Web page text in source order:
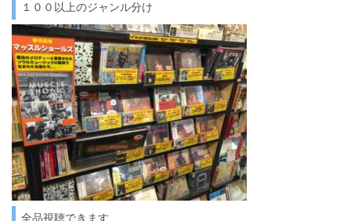
１００以上のジャンル分け
全品視聴できます